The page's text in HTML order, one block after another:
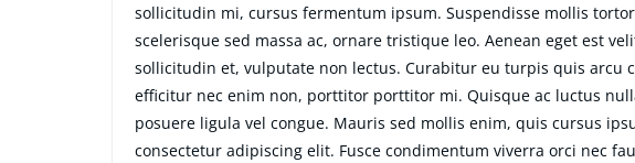
sollicitudin mi, cursus fermentum ipsum. Suspendisse mollis
scelerisque sed massa ac, ornare tristique leo. Aenean eget est
sollicitudin et, vulputate non lectus. Curabitur eu turpis quis arcu
efficitur nec enim non, porttitor porttitor mi. Quisque ac luctus
posuere ligula vel congue. Mauris sed mollis enim, quis cursus
consectetur adipiscing elit. Fusce condimentum viverra orci nec